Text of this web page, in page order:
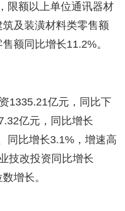
限额以上单位通讯器材
及装潢材料类零售额
额同比增长11.2%。
1335.21亿元，同比下
亿元，同比增长
同比增长3.1%，增速高
技改投资同比增长
增长。